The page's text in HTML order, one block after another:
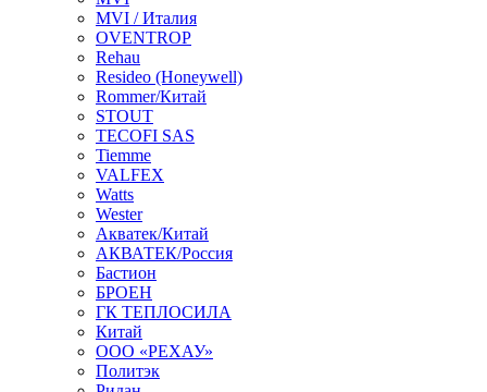
MVI / Италия
OVENTROP
Rehau
Resideo (Honeywell)
Rommer/Китай
STOUT
TECOFI SAS
Tiemme
VALFEX
Watts
Wester
Акватек/Китай
АКВАТЕК/Россия
Бастион
БРОЕН
ГК ТЕПЛОСИЛА
Китай
ООО «РЕХАУ»
Политэк